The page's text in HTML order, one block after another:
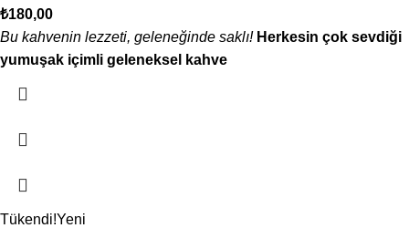
₺180,00
Bu kahvenin lezzeti, geleneğinde saklı! Herkesin çok sevdiği
yumuşak içimli geleneksel kahve
Tükendi!Yeni